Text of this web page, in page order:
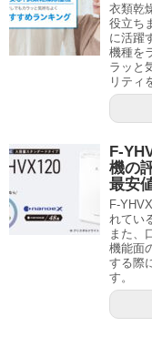
衣類乾
役立ち
に活躍
機種を
ラッと
リティ
F-
機の
最安
F-
れてい
また、
機能面
する際
す。